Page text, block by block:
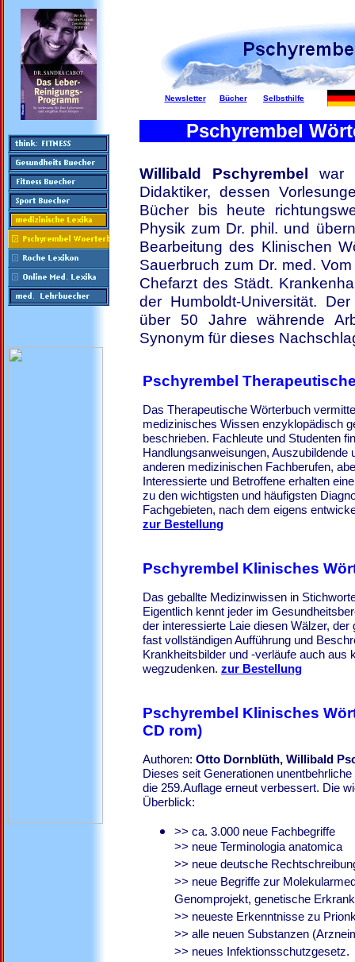
Newsletter Bücher Selbsthilfe
Pschyrembel
Willibald Pschyrembel war
Didaktiker, dessen
Bücher bis heute
Physik zum Dr. phil. und
Bearbeitung des Klinischen
Sauerbruch zum Dr. med.
Chefarzt des Städt.
der Humboldt-Universität.
über 50 Jahre währende
Synonym für dieses
Pschyrembel
Das Therapeutische Wörterbuch
medizinisches Wissen enzyklopädisch
beschrieben. Fachleute und Studenten
Handlungsanweisungen, Auszubildende
anderen medizinischen Fachberufen,
Interessierte und Betroffene erhalten
zu den wichtigsten und häufigsten
Fachgebieten, nach dem eigens
zur Bestellung
Pschyrembel Klinisches
Das geballte Medizinwissen in
Eigentlich kennt jeder im
der interessierte Laie diesen Wälzer,
fast vollständigen Aufführung und
Krankheitsbilder und -verläufe auch aus
wegzudenken. zur Bestellung
Pschyrembel Klinisches
CD rom)
Authoren: Otto Dornblüth, Willibald
Dieses seit Generationen
die 259.Auflage erneut verbessert. Die
Überblick:
>> ca. 3.000 neue Fachbegriffe
>> neue Terminologia anatomica
>> neue deutsche
>> neue Begriffe zur
Genomprojekt, genetische
>> neueste Erkenntnisse zu
>> alle neuen Substanzen
>> neues